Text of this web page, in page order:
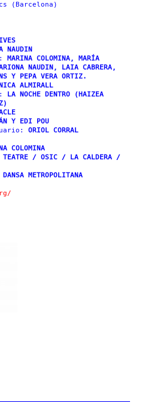
(Barcelona)
NAUDIN
MARINA COLOMINA, MARÍA
NAUDIN, LAIA CABRERA,
Y PEPA VERA ORTIZ.
ALMIRALL
LA NOCHE DENTRO (HAIZEA
Y EDI POU
ORIOL CORRAL
COLOMINA
TEATRE / OSIC / LA CALDERA /
DANSA METROPOLITANA